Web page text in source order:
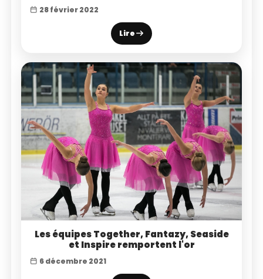
28 février 2022
Lire
Les équipes Together, Fantazy, Seaside
et Inspire remportent l'or
6 décembre 2021